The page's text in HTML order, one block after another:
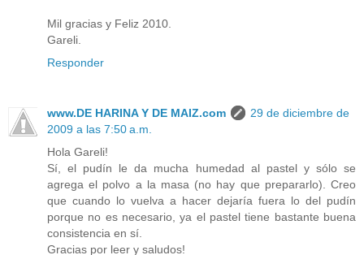
Mil gracias y Feliz 2010.
Gareli.
Responder
www.DE HARINA Y DE MAIZ.com
29 de diciembre de
2009 a las 7:50 a.m.
Hola Gareli!
Sí, el pudín le da mucha humedad al pastel y sólo se
agrega el polvo a la masa (no hay que prepararlo). Creo
que cuando lo vuelva a hacer dejaría fuera lo del pudín
porque no es necesario, ya el pastel tiene bastante buena
consistencia en sí.
Gracias por leer y saludos!